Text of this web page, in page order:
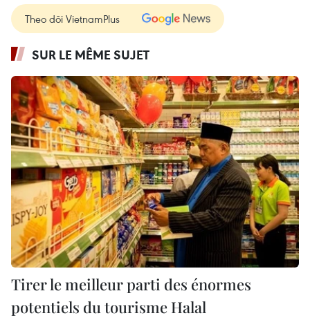
Theo dõi VietnamPlus
SUR LE MÊME SUJET
Tirer le meilleur parti des énormes
potentiels du tourisme Halal